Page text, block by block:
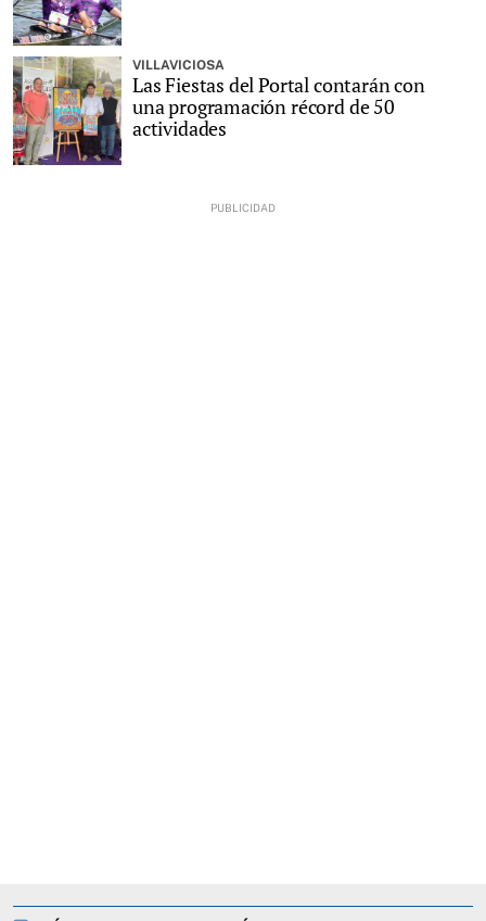
VILLAVICIOSA
Las Fiestas del Portal contarán con
una programación récord de 50
actividades